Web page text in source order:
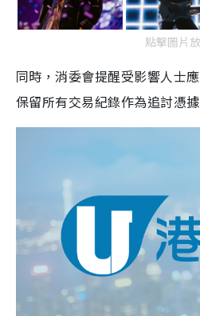
點擊圖片
同時，消委會提醒受影響人士
保留所有交易紀錄作為追討憑據